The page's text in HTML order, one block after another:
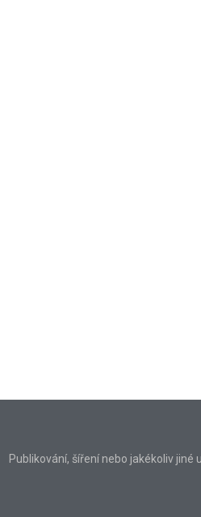
Publikování, šíření nebo jakékoliv